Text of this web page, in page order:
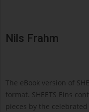
Nils Frahm
The eBook version of
format. SHEETS Eins
pieces by the